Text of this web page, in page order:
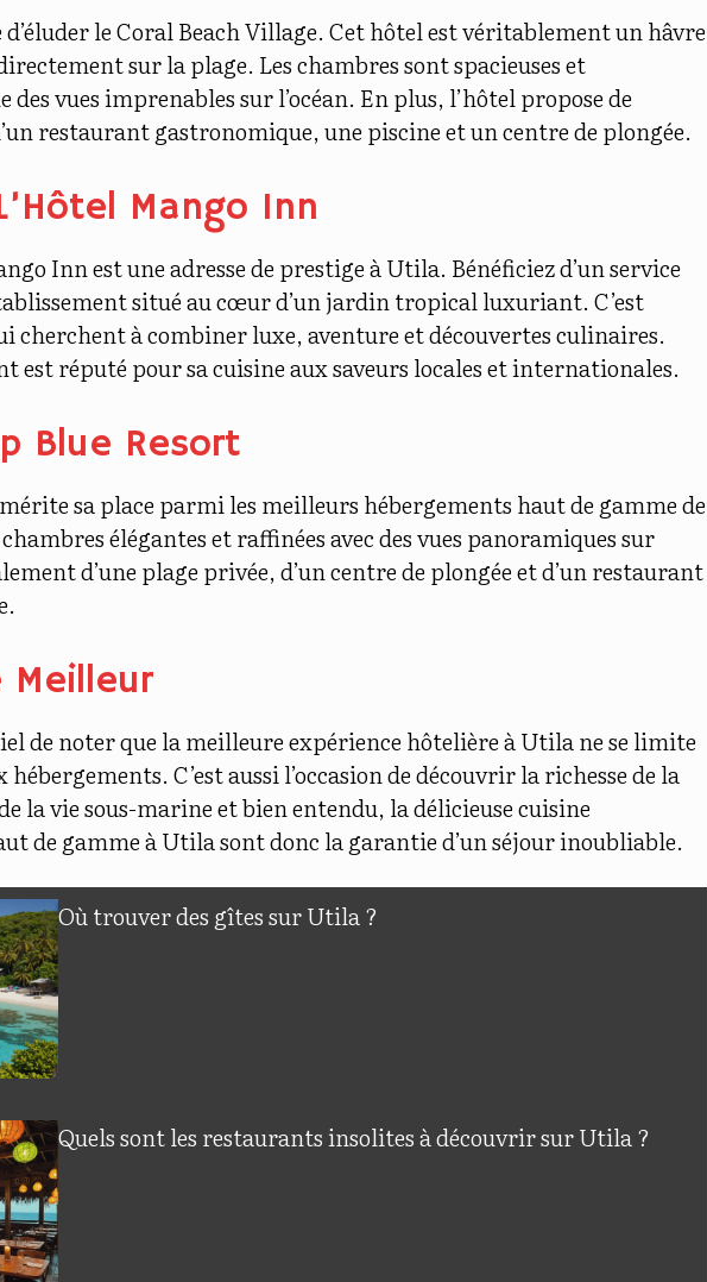
le Coral Beach Village. Cet hôtel est véritablement un hâvre
sur la plage. Les chambres sont spacieuses et
vues imprenables sur l’océan. En plus, l’hôtel propose de
restaurant gastronomique, une piscine et un centre de plongée.
Mango Inn
Inn est une adresse de prestige à Utila. Bénéficiez d’un service
situé au cœur d’un jardin tropical luxuriant. C’est
cherchent à combiner luxe, aventure et découvertes culinaires.
est réputé pour sa cuisine aux saveurs locales et internationales.
Blue Resort
sa place parmi les meilleurs hébergements haut de gamme de
élégantes et raffinées avec des vues panoramiques sur
d’une plage privée, d’un centre de plongée et d’un restaurant
Meilleur
de noter que lameilleure expérience hôtelière à Utilane se limite
C’est aussi l’occasion de découvrir la richesse de la
la vie sous-marine et bien entendu, la délicieuse cuisine
de gamme à Utila sont donc la garantie d’un séjour inoubliable.
Où trouver des gîtes sur Utila ?
Quels sont les restaurants insolites à découvrir sur Utila ?